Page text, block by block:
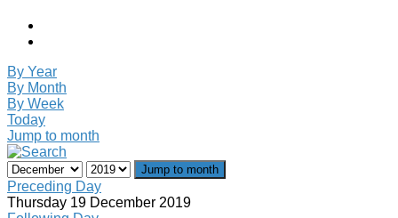
By Year
By Month
By Week
Today
Jump to month
Jump to month
Preceding Day
Thursday 19 December 2019